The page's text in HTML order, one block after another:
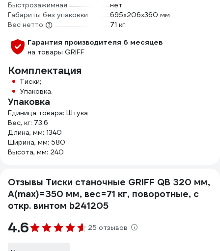
Быстрозажимная
нет
Габариты без упаковки
695х206х360 мм
Вес нетто
71 кг
Гарантия производителя 6 месяцев
на товары GRIFF
Комплектация
Тиски;
Упаковка.
Упаковка
Единица товара: Штука
Вес, кг: 73.6
Длина, мм: 1340
Ширина, мм: 580
Высота, мм: 240
Отзывы Тиски станочные GRIFF QB 320 мм,
A(max)=350 мм, вес=71 кг, поворотные, с
откр. винтом b241205
4.6 25 отзывов